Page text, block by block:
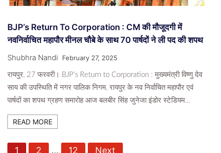
BJP’s Return To Corporation : CM की मौजूदगी में
नवनिर्वाचित महापौर मीनल चौबे के साथ 70 पार्षदों ने ली पद की शपथ
Shubhra Nandi February 27, 2025
रायपुर, 27 फरवरी। BJP’s Return to Corporation : मुख्यमंत्री विष्णु देव
साय की उपस्थिति में नगर पालिक निगम, रायपुर के नव निर्वाचित महापौर एवं
पार्षदों का शपथ ग्रहण समारोह आज बलबीर सिंह जुनेजा इंडोर स्टेडियम…
READ MORE
1 2 … 12 Next